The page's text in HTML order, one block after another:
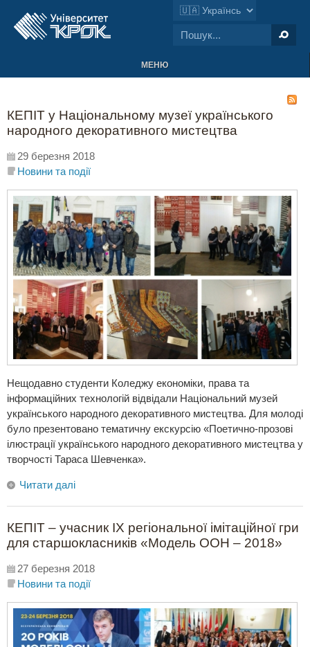
МЕНЮ
КЕПІТ у Національному музеї українського
народного декоративного мистецтва
29 березня 2018
Новини та події
Нещодавно студенти Коледжу економіки, права та
інформаційних технологій відвідали Національний музей
українського народного декоративного мистецтва. Для молоді
було презентовано тематичну екскурсію «Поетично-прозові
ілюстрації українського народного декоративного мистецтва у
творчості Тараса Шевченка».
Читати далі
КЕПІТ – учасник ІХ регіональної імітаційної гри
для старшокласників «Модель ООН – 2018»
27 березня 2018
Новини та події